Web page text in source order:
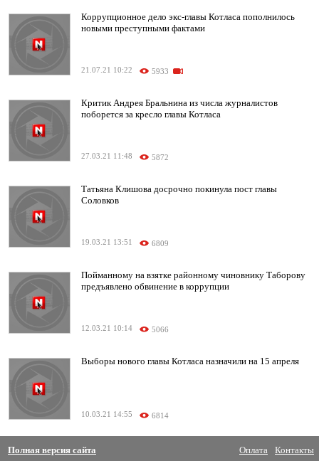
Коррупционное дело экс-главы Котласа пополнилось
новыми преступными фактами
21.07.21 10:22 5933
Критик Андрея Бральнина из числа журналистов
поборется за кресло главы Котласа
27.03.21 11:48 5872
Татьяна Клишова досрочно покинула пост главы
Соловков
19.03.21 13:51 6809
Пойманному на взятке районному чиновнику Таборову
предъявлено обвинение в коррупции
12.03.21 10:14 5066
Выборы нового главы Котласа назначили на 15 апреля
10.03.21 14:55 6814
Полная версия сайта Оплата Контакты